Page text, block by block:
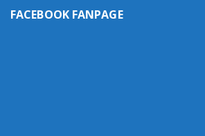
FACEBOOK FANPAGE